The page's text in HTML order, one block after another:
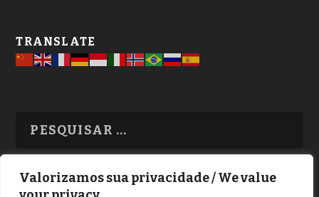
Valorizamos sua privacidade / We value
TRANSLATE